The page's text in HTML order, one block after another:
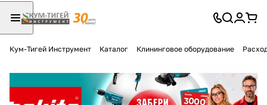
Кум-Тигей Инструмент Каталог Клининговое оборудование
Разбейте